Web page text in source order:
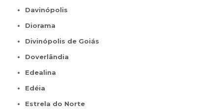
Davinópolis
Diorama
Divinópolis de Goiás
Doverlândia
Edealina
Edéia
Estrela do Norte